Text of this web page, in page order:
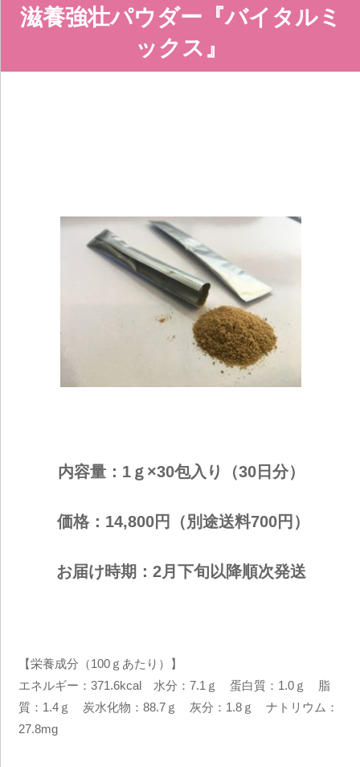
滋養強壮パウダー『バイタルミ
ックス』
内容量：1ｇ×30包入り（30日分）
価格：14,800円（別途送料700円）
お届け時期：2月下旬以降順次発送
【栄養成分（100ｇあたり）】
エネルギー：371.6kcal 水分：7.1ｇ 蛋白質：1.0ｇ 脂
質：1.4ｇ 炭水化物：88.7ｇ 灰分：1.8ｇ ナトリウム：
27.8mg